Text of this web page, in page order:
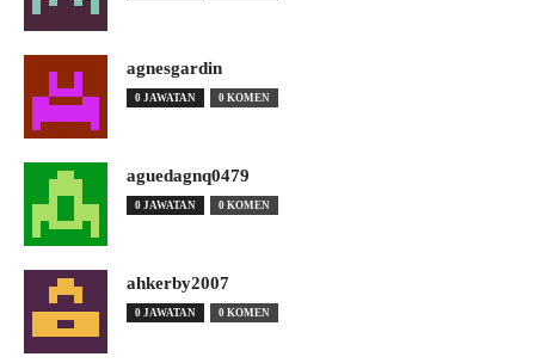
agnesgardin
0 JAWATAN 0 KOMEN
aguedagnq0479
0 JAWATAN 0 KOMEN
ahkerby2007
0 JAWATAN 0 KOMEN